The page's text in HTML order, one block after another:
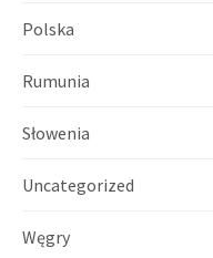
Polska
Rumunia
Słowenia
Uncategorized
Węgry